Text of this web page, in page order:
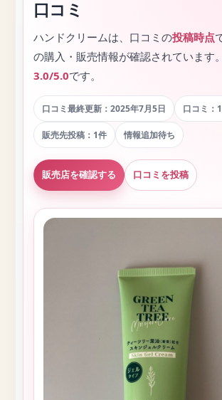
口コミ
ハンドクリームは、口コミの投稿時点
の購入・販売情報が確認されています
3.0/5.0です。
口コミ最終更新：2025年7月5日 口コミ：
販売先投稿：1件 情報追加待ち
販売店を確認する 口コミを投稿